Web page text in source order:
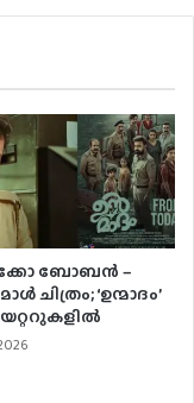
ബോബന്‍ –
ചിത്രം; ‘ഉന്മാദം’